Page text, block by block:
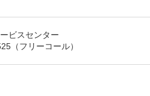
ビスセンター
（フリーコール）